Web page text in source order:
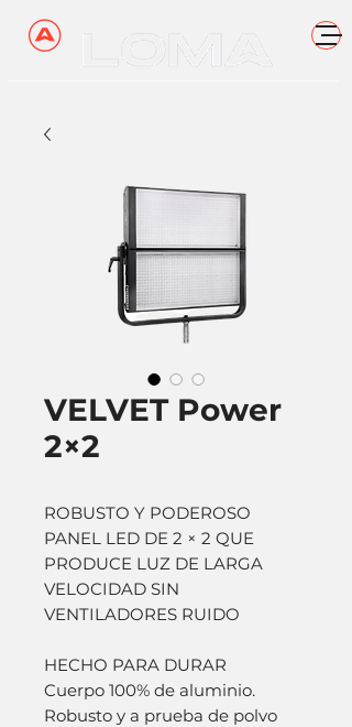
VELVET Power
2×2
ROBUSTO Y PODEROSO
PANEL LED DE 2 × 2 QUE
PRODUCE LUZ DE LARGA
VELOCIDAD SIN
VENTILADORES RUIDO
HECHO PARA DURAR
Cuerpo 100% de aluminio.
Robusto y a prueba de polvo